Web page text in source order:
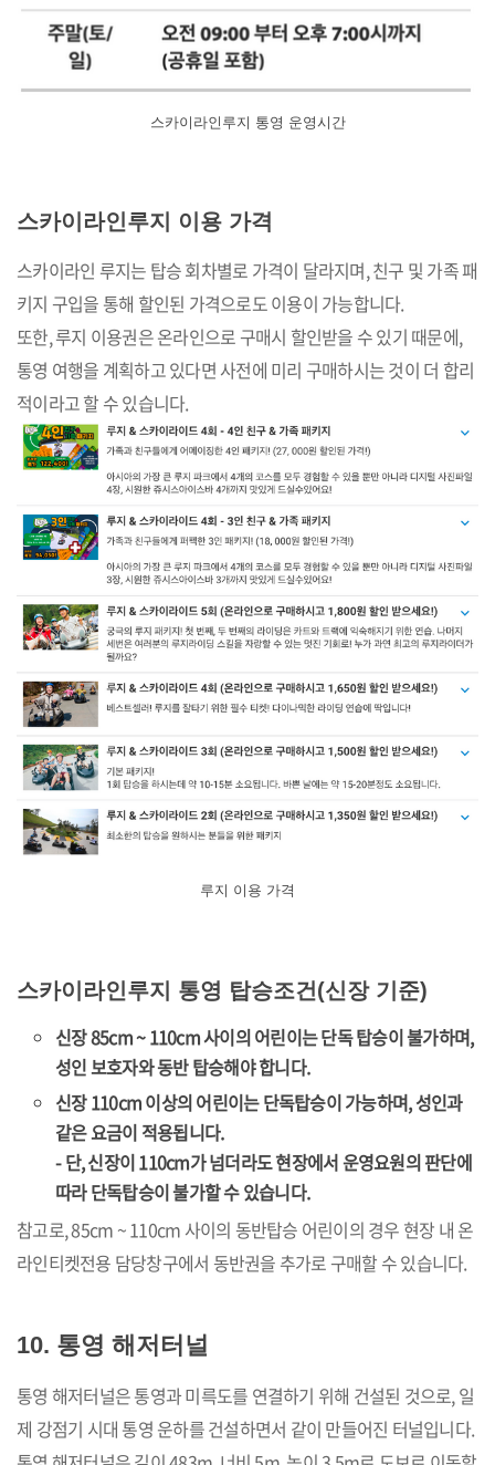
스카이라인루지 통영 운영시간
스카이라인루지 이용 가격
스카이라인 루지는 탑승 회차별로 가격이 달라지며, 친구 및 가족 패
키지 구입을 통해 할인된 가격으로도 이용이 가능합니다.
또한, 루지 이용권은 온라인으로 구매시 할인받을 수 있기 때문에,
통영 여행을 계획하고 있다면 사전에 미리 구매하시는 것이 더 합리
적이라고 할 수 있습니다.
루지 이용 가격
스카이라인루지 통영 탑승조건(신장 기준)
신장 85cm ~ 110cm 사이의 어린이는 단독 탑승이 불가하며,
성인 보호자와 동반 탑승해야 합니다.
신장 110cm 이상의 어린이는 단독탑승이 가능하며, 성인과
같은 요금이 적용됩니다.
- 단, 신장이 110cm가 넘더라도 현장에서 운영요원의 판단에
따라 단독탑승이 불가할 수 있습니다.
참고로, 85cm ~ 110cm 사이의 동반탑승 어린이의 경우 현장 내 온
라인티켓전용 담당창구에서 동반권을 추가로 구매할 수 있습니다.
10. 통영 해저터널
통영 해저터널은 통영과 미륵도를 연결하기 위해 건설된 것으로, 일
제 강점기 시대 통영 운하를 건설하면서 같이 만들어진 터널입니다.